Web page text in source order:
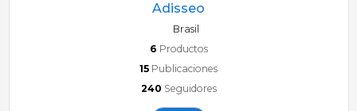
Adisseo
Brasil
6 Productos
15 Publicaciones
240 Seguidores